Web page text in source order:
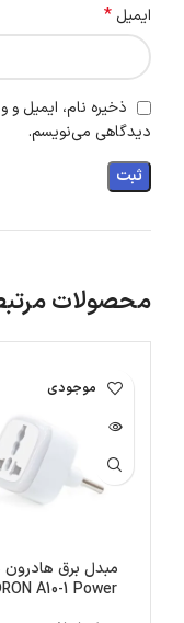
ایمیل *
ذخیره نام، ایمیل و
دیدگاهی می‌نویسم.
محصولات
اتمام موجودی
مبدل برق
A10-1 Power